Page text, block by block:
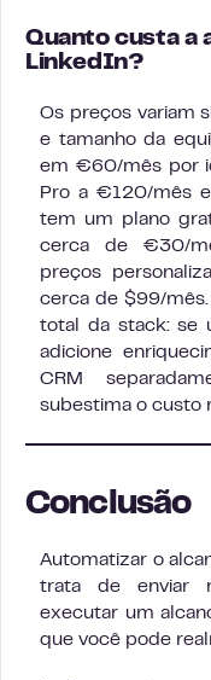
Quanto custa a
LinkedIn?
Os preços variam
e tamanho da
em €60/mês por
Pro a €120/mês
tem um plano
cerca de €30/
preços
cerca de $99/
total da stack: se
adicione
CRM
subestima o custo
Conclusão
Automatizar o
trata de enviar
executar um
que você pode